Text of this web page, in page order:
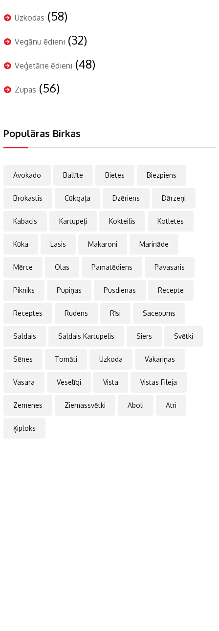
Uzkodas (58)
Vegānu ēdieni (32)
Veģetārie ēdieni (48)
Zupas (56)
Populāras Birkas
Avokado Ballīte Bietes Biezpiens
Brokastis Cūkgaļa Dzēriens Dārzeņi
Kabacis Kartupeļi Kokteilis Kotletes
Kūka Lasis Makaroni Marināde
Mērce Olas Pamatēdiens Pavasaris
Pikniks Pupiņas Pusdienas Recepte
Receptes Rudens Rīsi Sacepums
Saldais Saldais Kartupelis Siers Svētki
Sēnes Tomāti Uzkoda Vakariņas
Vasara Veselīgi Vista Vistas Fileja
Zemenes Ziemassvētki Āboli Ātri
Ķiploks